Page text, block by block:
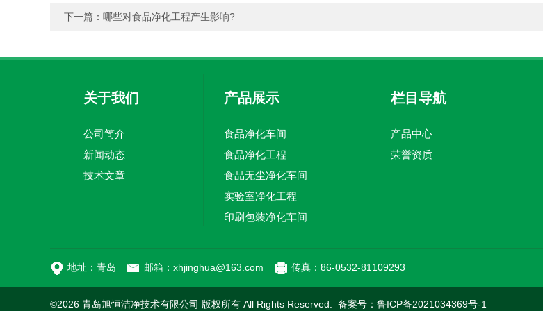
下一篇： 哪些对食品净化工程产生影响?
关于我们
公司简介
新闻动态
技术文章
产品展示
食品净化车间
食品净化工程
食品无尘净化车间
实验室净化工程
印刷包装净化车间
栏目导航
产品中心
荣誉资质
地址：青岛 邮箱：xhjinghua@163.com 传真：86-0532-81109293
©2026 青岛旭恒洁净技术有限公司 版权所有 All Rights Reserved. 备案号： 鲁ICP备2021034369号-1